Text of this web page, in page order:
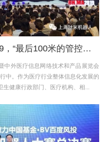
钛米机器人参展CHIMA2019，“最后100米的管控药品解决方案+机器人院感解决方案”让医院智慧、安全
中外医疗信息网络技术和产品展览会
中。作为医疗行业整体信息化发展的
健康行政部门、医疗机构、相...